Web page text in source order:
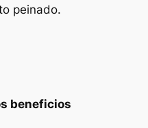
peinado.
beneficios